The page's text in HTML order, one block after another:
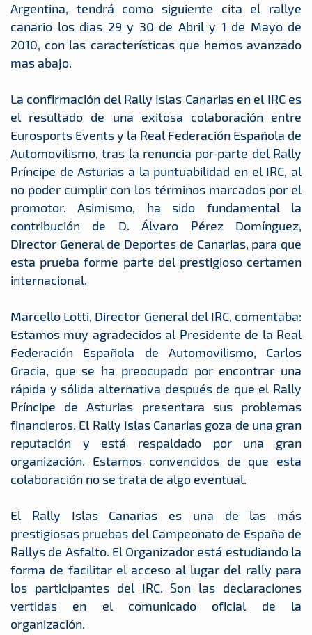
Argentina, tendrá como siguiente cita el rallye
canario los dias 29 y 30 de Abril y 1 de Mayo de
2010, con las características que hemos avanzado
mas abajo.
La confirmación del Rally Islas Canarias en el IRC es
el resultado de una exitosa colaboración entre
Eurosports Events y la Real Federación Española de
Automovilismo, tras la renuncia por parte del Rally
Príncipe de Asturias a la puntuabilidad en el IRC, al
no poder cumplir con los términos marcados por el
promotor. Asimismo, ha sido fundamental la
contribución de D. Álvaro Pérez Domínguez,
Director General de Deportes de Canarias, para que
esta prueba forme parte del prestigioso certamen
internacional.
Marcello Lotti, Director General del IRC, comentaba:
Estamos muy agradecidos al Presidente de la Real
Federación Española de Automovilismo, Carlos
Gracia, que se ha preocupado por encontrar una
rápida y sólida alternativa después de que el Rally
Príncipe de Asturias presentara sus problemas
financieros. El Rally Islas Canarias goza de una gran
reputación y está respaldado por una gran
organización. Estamos convencidos de que esta
colaboración no se trata de algo eventual.
El Rally Islas Canarias es una de las más
prestigiosas pruebas del Campeonato de España de
Rallys de Asfalto. El Organizador está estudiando la
forma de facilitar el acceso al lugar del rally para
los participantes del IRC. Son las declaraciones
vertidas en el comunicado oficial de la
organización.